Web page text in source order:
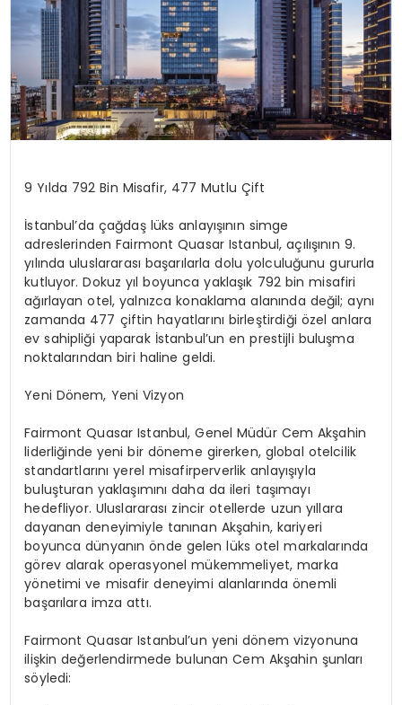
9 Yılda 792 Bin Misafir, 477 Mutlu Çift
İstanbul’da çağdaş lüks anlayışının simge
adreslerinden Fairmont Quasar Istanbul, açılışının 9.
yılında uluslararası başarılarla dolu yolculuğunu gururla
kutluyor. Dokuz yıl boyunca yaklaşık 792 bin misafiri
ağırlayan otel, yalnızca konaklama alanında değil; aynı
zamanda 477 çiftin hayatlarını birleştirdiği özel anlara
ev sahipliği yaparak İstanbul’un en prestijli buluşma
noktalarından biri haline geldi.
Yeni Dönem, Yeni Vizyon
Fairmont Quasar Istanbul, Genel Müdür Cem Akşahin
liderliğinde yeni bir döneme girerken, global otelcilik
standartlarını yerel misafirperverlik anlayışıyla
buluşturan yaklaşımını daha da ileri taşımayı
hedefliyor. Uluslararası zincir otellerde uzun yıllara
dayanan deneyimiyle tanınan Akşahin, kariyeri
boyunca dünyanın önde gelen lüks otel markalarında
görev alarak operasyonel mükemmeliyet, marka
yönetimi ve misafir deneyimi alanlarında önemli
başarılara imza attı.
Fairmont Quasar Istanbul’un yeni dönem vizyonuna
ilişkin değerlendirmede bulunan Cem Akşahin şunları
söyledi: